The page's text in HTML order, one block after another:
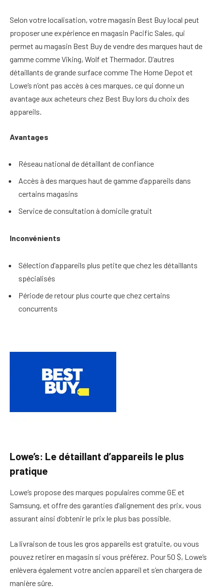
Selon votre localisation, votre magasin Best Buy local peut
proposer une expérience en magasin Pacific Sales, qui
permet au magasin Best Buy de vendre des marques haut de
gamme comme Viking, Wolf et Thermador. D’autres
détaillants de grande surface comme The Home Depot et
Lowe’s n’ont pas accès à ces marques, ce qui donne un
avantage aux acheteurs chez Best Buy lors du choix des
appareils.
Avantages
Réseau national de détaillant de confiance
Accès à des marques haut de gamme d’appareils dans
certains magasins
Service de consultation à domicile gratuit
Inconvénients
Sélection d’appareils plus petite que chez les détaillants
spécialisés
Période de retour plus courte que chez certains
concurrents
Lowe’s: Le détaillant d’appareils le plus
pratique
Lowe’s propose des marques populaires comme GE et
Samsung, et offre des garanties d’alignement des prix, vous
assurant ainsi d’obtenir le prix le plus bas possible.
La livraison de tous les gros appareils est gratuite, ou vous
pouvez retirer en magasin si vous préférez. Pour 50 $, Lowe’s
enlèvera également votre ancien appareil et s’en chargera de
manière sûre.